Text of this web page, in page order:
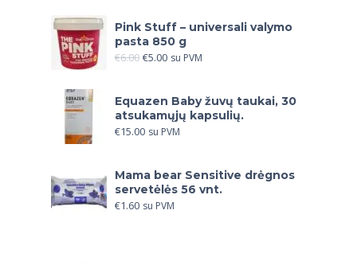
Pink Stuff – universali valymo
pasta 850 g
€6.00 €5.00 su PVM
Equazen Baby žuvų taukai, 30
atsukamųjų kapsulių.
€15.00 su PVM
Mama bear Sensitive drėgnos
servetėlės 56 vnt.
€1.60 su PVM